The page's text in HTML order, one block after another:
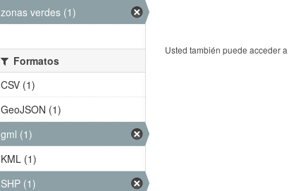
Usted también puede acceder
zonas verdes (1)
Formatos
CSV (1)
GeoJSON (1)
gml (1)
KML (1)
SHP (1)